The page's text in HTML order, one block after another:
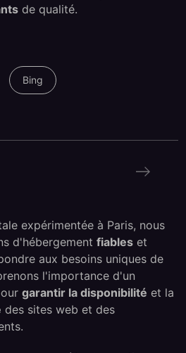
de qualité.
Bing
expérimentée à Paris, nous
d'hébergementfiables et
aux besoins uniques de
l'importance d'un
garantir la disponibilité et la
des sites web et des